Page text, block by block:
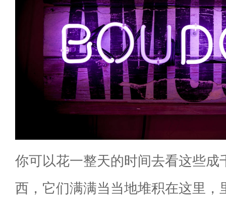
你可以花一整天的时间去看这些成
西，它们满满当当地堆积在这里，